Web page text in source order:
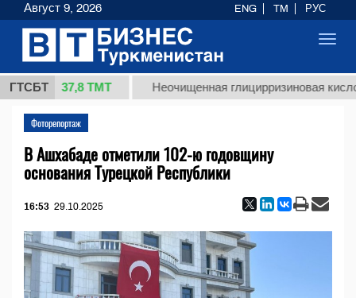
ГТСБТ
37,8 ТМТ Неочищенная глицирризиновая кислота
Фоторепортаж
В Ашхабаде отметили 102-ю годовщину
основания Турецкой Республики
16:53 29.10.2025
Август 9, 2026 ENG TM РУС